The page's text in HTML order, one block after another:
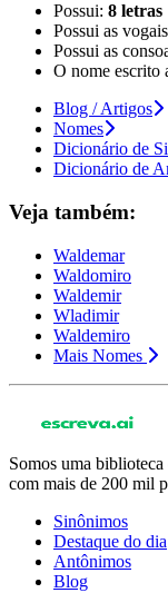
Possui: 8 letras
Possui as
Possui as
O nome escrito
Blog / Artigos
Nomes
Dicionário de
Dicionário de
Veja também:
Waldemar
Waldomiro
Waldemir
Wladimir
Waldemiro
Mais Nomes
Somos uma
com mais de 200 mil
Sinônimos
Destaque do dia
Antônimos
Blog